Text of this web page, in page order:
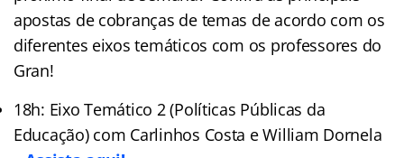
apostas de cobranças de temas de acordo com os
diferentes eixos temáticos com os professores do
Gran!
18h: Eixo Temático 2 (Políticas Públicas da
Educação) com Carlinhos Costa e William Dornela